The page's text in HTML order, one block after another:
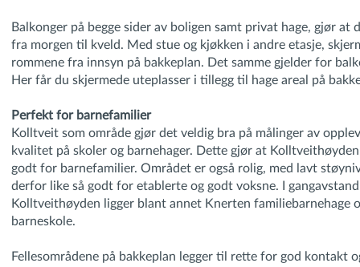
Balkonger på begge sider av boligen samt privat hage, gjør at
fra morgen til kveld. Med stue og kjøkken i andre etasje,
rommene fra innsyn på bakkeplan. Det samme gjelder for
Her får du skjermede uteplasser i tillegg til hage areal på
Perfekt for barnefamilier
Kolltveit som område gjør det veldig bra på målinger av
kvalitet på skoler og barnehager. Dette gjør at
godt for barnefamilier. Området er også rolig, med lavt
derfor like så godt for etablerte og godt voksne. I
Kolltveithøyden ligger blant annet Knerten familiebarnehage
barneskole.
Fellesområdene på bakkeplan legger til rette for god kontakt